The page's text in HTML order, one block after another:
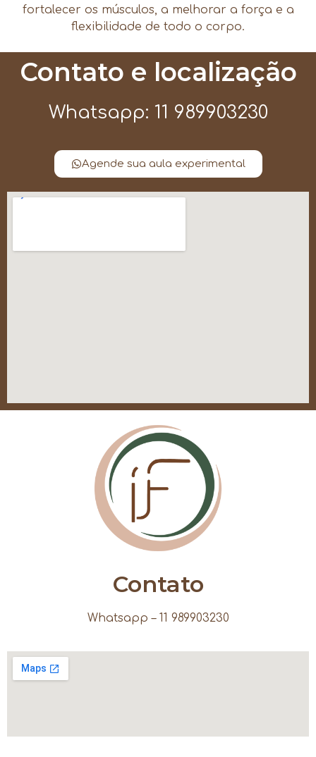
fortalecer os músculos, a melhorar a força e a
flexibilidade de todo o corpo.
Contato e localização
Whatsapp: 11 989903230
Agende sua aula experimental
Contato
Whatsapp – 11 989903230